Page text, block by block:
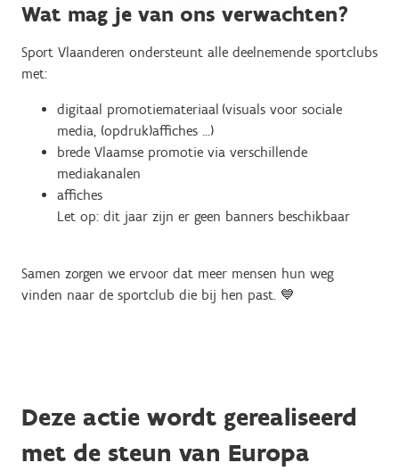
Wat mag je van ons verwachten?
Sport Vlaanderen ondersteunt alle deelnemende sportclubs
met:
digitaal promotiemateriaal (visuals voor sociale
media, (opdruk)affiches …)
brede Vlaamse promotie via verschillende
mediakanalen
affiches
Let op: dit jaar zijn er geen banners beschikbaar
Samen zorgen we ervoor dat meer mensen hun weg
vinden naar de sportclub die bij hen past. 💙
Deze actie wordt gerealiseerd
met de steun van Europa